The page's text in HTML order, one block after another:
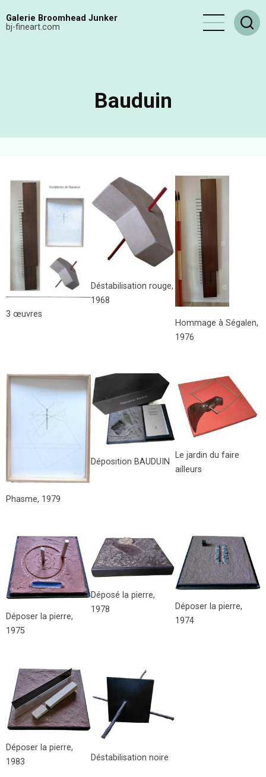
auGalerie Broomhead Junker
bj-fineart.com
Bauduin
3 œuvres
Déstabilisation rouge,
1968
Hommage à Ségalen,
1976
Phasme, 1979
Déposition BAUDUIN
Le jardin du faire
ailleurs
Déposer la pierre,
1975
Déposé la pierre,
1978
Déposer la pierre,
1974
Déposer la pierre,
1983
Déstabilisation noire